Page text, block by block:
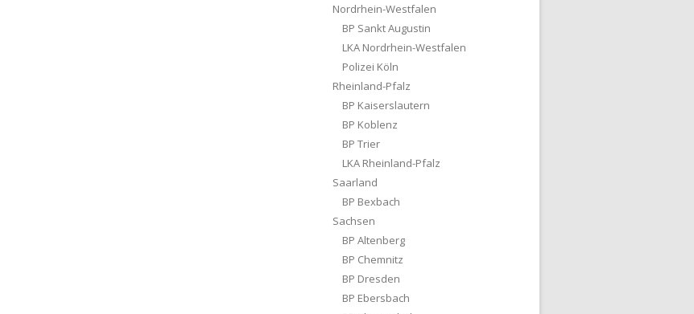
Nordrhein-Westfalen
BP Sankt Augustin
LKA Nordrhein-Westfalen
Polizei Köln
Rheinland-Pfalz
BP Kaiserslautern
BP Koblenz
BP Trier
LKA Rheinland-Pfalz
Saarland
BP Bexbach
Sachsen
BP Altenberg
BP Chemnitz
BP Dresden
BP Ebersbach